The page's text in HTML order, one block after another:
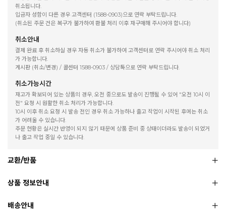
취소됩니다.
입금자 성함이 다른 경우 고객센터 (1588-0903)으로 연락 부탁드립니다.
(취소된 주문 건은 복구가 불가하여 환불 처리 이후 재구매해 주시어야 합니다)
취소안내
결제 완료 후 취소하실 경우 자동 취소가 불가하여 고객센터로 연락 주시어야 취소 처리
가 가능합니다.
게시판 (취소/변경) / 콜센터 1588-0903 / 상담톡으로 연락 부탁드립니다.
취소가능시간
재고가 확보되어 있는 상품의 경우, 오전 중으로도 발송이 진행될 수 있어 "오전 10시 이
전" 요청 시 원활한 취소 처리가 가능합니다.
10시 이후 취소 요청 시 발송 전인 경우 취소 가능하나 출고 작업이 시작된 후에는 취소
가 어려울 수 있습니다.
주문 현황은 실시간 반영이 되지 않기 때문에 상품 준비 중 상태이더라도 발송이 되었거
나 출고 작업 중일 수 있습니다.
교환/반품
상품 정보안내
배송안내